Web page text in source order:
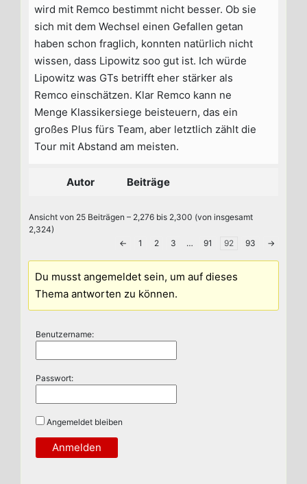
wird mit Remco bestimmt nicht besser. Ob sie
sich mit dem Wechsel einen Gefallen getan
haben schon fraglich, konnten natürlich nicht
wissen, dass Lipowitz soo gut ist. Ich würde
Lipowitz was GTs betrifft eher stärker als
Remco einschätzen. Klar Remco kann ne
Menge Klassikersiege beisteuern, das ein
großes Plus fürs Team, aber letztlich zählt die
Tour mit Abstand am meisten.
Autor Beiträge
Ansicht von 25 Beiträgen – 2,276 bis 2,300 (von insgesamt
2,324)
←
1 2 3 … 91 92 93 →
Du musst angemeldet sein, um auf dieses
Thema antworten zu können.
Benutzername:
Passwort:
Angemeldet bleiben
Anmelden